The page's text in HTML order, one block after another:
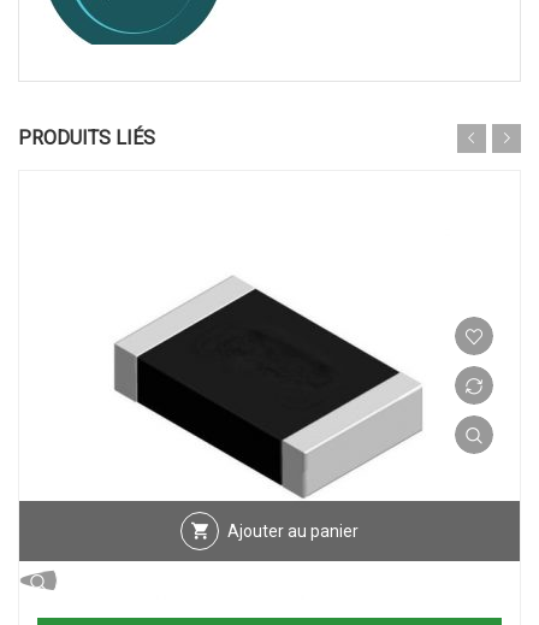
PRODUITS LIÉS
Ajouter au panier